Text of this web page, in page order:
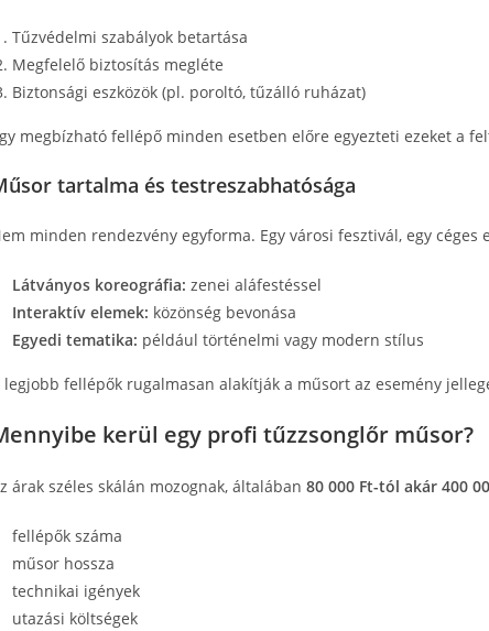
Tűzvédelmi szabályok betartása
Megfelelő biztosítás megléte
Biztonsági eszközök (pl. poroltó, tűzálló ruházat)
megbízható fellépő minden esetben előre egyezteti ezeket a
tartalma és testreszabhatósága
minden rendezvény egyforma. Egy városi fesztivál, egy
Látványos koreográfia: zenei aláfestéssel
Interaktív elemek: közönség bevonása
Egyedi tematika: például történelmi vagy modern stílus
legjobb fellépők rugalmasan alakítják a műsort az esemény
kerül egy profi tűzzsonglőr műsor?
árak széles skálán mozognak, általában 80 000 Ft-tól akár 400
fellépők száma
műsor hossza
technikai igények
utazási költségek